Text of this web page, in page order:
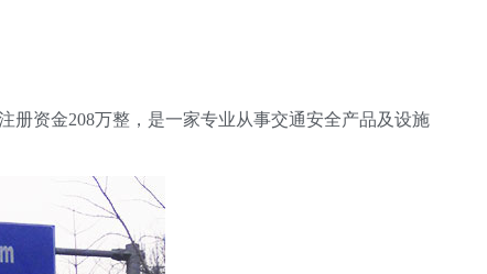
册资金208万整，是一家专业从事交通安全产品及设施